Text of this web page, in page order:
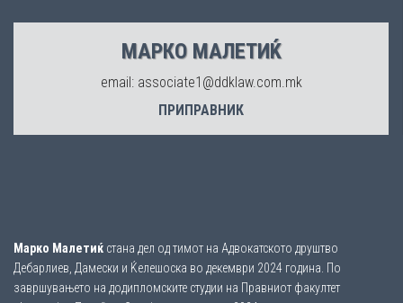
МАРКО МАЛЕТИЌ
email: associate1@ddklaw.com.mk
ПРИПРАВНИК
Марко Малетиќ стана дел од тимот на Адвокатското друштво
Дебарлиев, Дамески и Ќелешоска во декември 2024 година. По
завршувањето на додипломските студии на Правниот факултет